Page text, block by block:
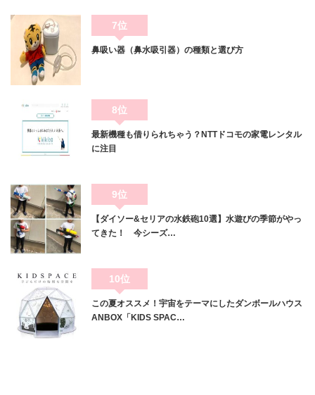
7位
鼻吸い器（鼻水吸引器）の種類と選び方
8位
最新機種も借りられちゃう？NTTドコモの家電レンタル
に注目
9位
【ダイソー&セリアの水鉄砲10選】水遊びの季節がやっ
てきた！ 今シーズ…
10位
この夏オススメ！宇宙をテーマにしたダンボールハウス
ANBOX「KIDS SPAC…